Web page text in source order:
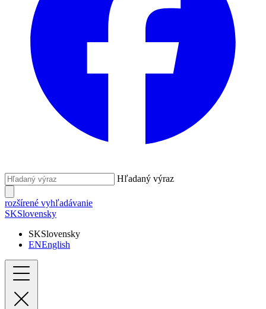
Hľadaný výraz
rozšírené vyhľadávanie
SKSlovensky
SKSlovensky
ENEnglish